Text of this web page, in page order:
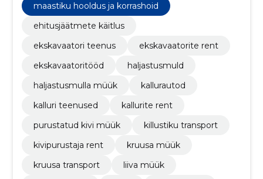
maastiku hooldus ja korrashoid
ehitusjäätmete käitlus
ekskavaatori teenus
ekskavaatorite rent
ekskavaatoritööd
haljastusmuld
haljastusmulla müük
kallurautod
kalluri teenused
kallurite rent
purustatud kivi müük
killustiku transport
kivipurustaja rent
kruusa müük
kruusa transport
liiva müük